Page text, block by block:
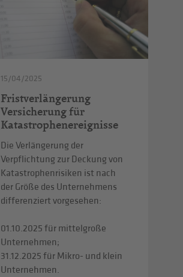
15/04/2025
Fristverlängerung
Versicherung für
Katastrophenereignisse
Die Verlängerung der
Verpflichtung zur Deckung von
Katastrophenrisiken ist nach
der Größe des Unternehmens
differenziert vorgesehen:
01.10.2025 für mittelgroße
Unternehmen;
31.12.2025 für Mikro- und klein
Unternehmen.